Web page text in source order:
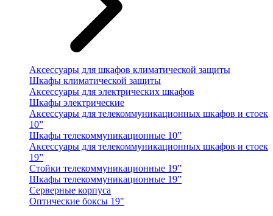
Аксессуары для шкафов климатической защиты
Шкафы климатической защиты
Аксессуары для электрических шкафов
Шкафы электрические
Аксессуары для телекоммуникационных шкафов и стоек
10”
Шкафы телекоммуникационные 10”
Аксессуары для телекоммуникационных шкафов и стоек
19”
Стойки телекоммуникационные 19”
Шкафы телекоммуникационные 19”
Серверные корпуса
Оптические боксы 19"